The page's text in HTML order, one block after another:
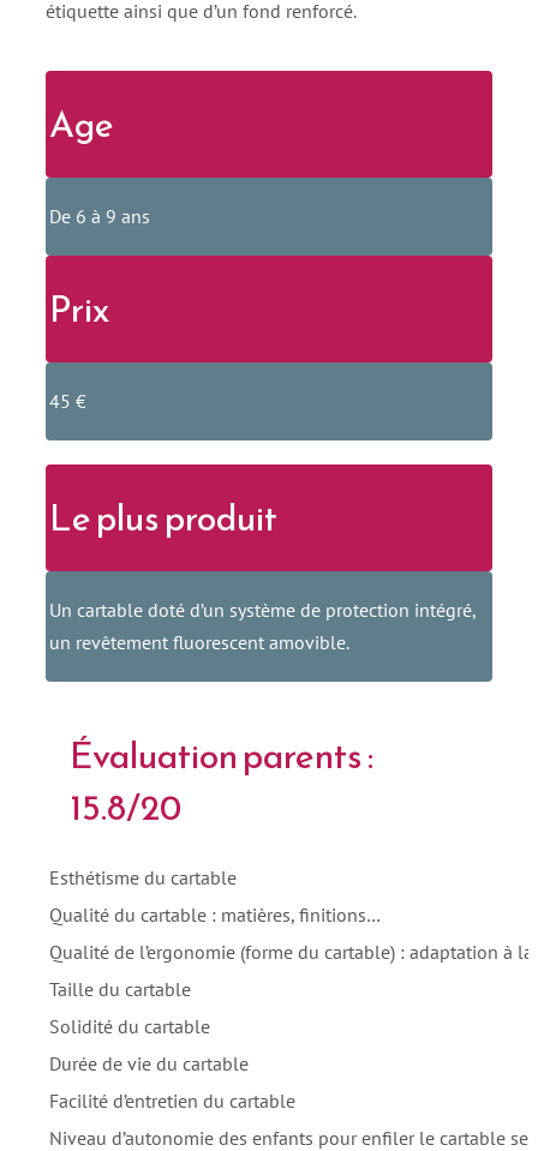
étiquette ainsi que d’un fond renforcé.
Age
De 6 à 9 ans
Prix
45 €
Le plus produit
Un cartable doté d’un système de protection intégré,
un revêtement fluorescent amovible.
Évaluation parents :
15.8/20
Esthétisme du cartable
Qualité du cartable : matières, finitions…
Qualité de l’ergonomie (forme du cartable) : adaptation à
Taille du cartable
Solidité du cartable
Durée de vie du cartable
Facilité d’entretien du cartable
Niveau d’autonomie des enfants pour enfiler le cartable